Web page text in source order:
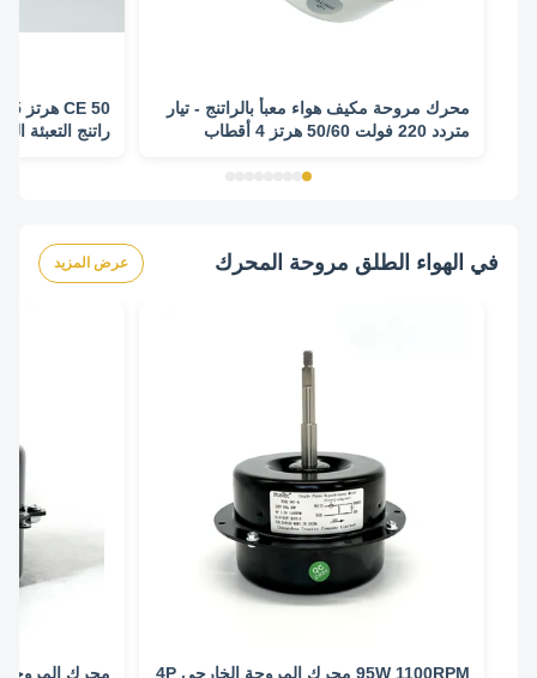
محرك مروحة مكيف هواء معبأ بالراتنج - تيار
متردد 220 فولت 50/60 هرتز 4 أقطاب
راتنج التعبئة
في الهواء الطلق مروحة المحرك عرض المزيد
95W 1100RPM محرك المروحة الخارجي 4P